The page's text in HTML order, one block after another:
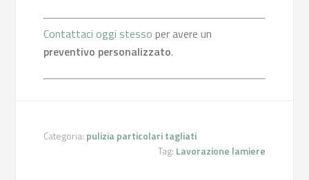
Contattaci oggi stesso per avere un
preventivo personalizzato.
Categoria: pulizia particolari tagliati
Tag: Lavorazione lamiere